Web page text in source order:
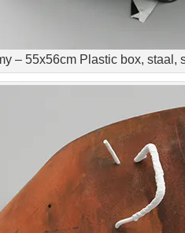
– 55x56cm Plastic box, staal,